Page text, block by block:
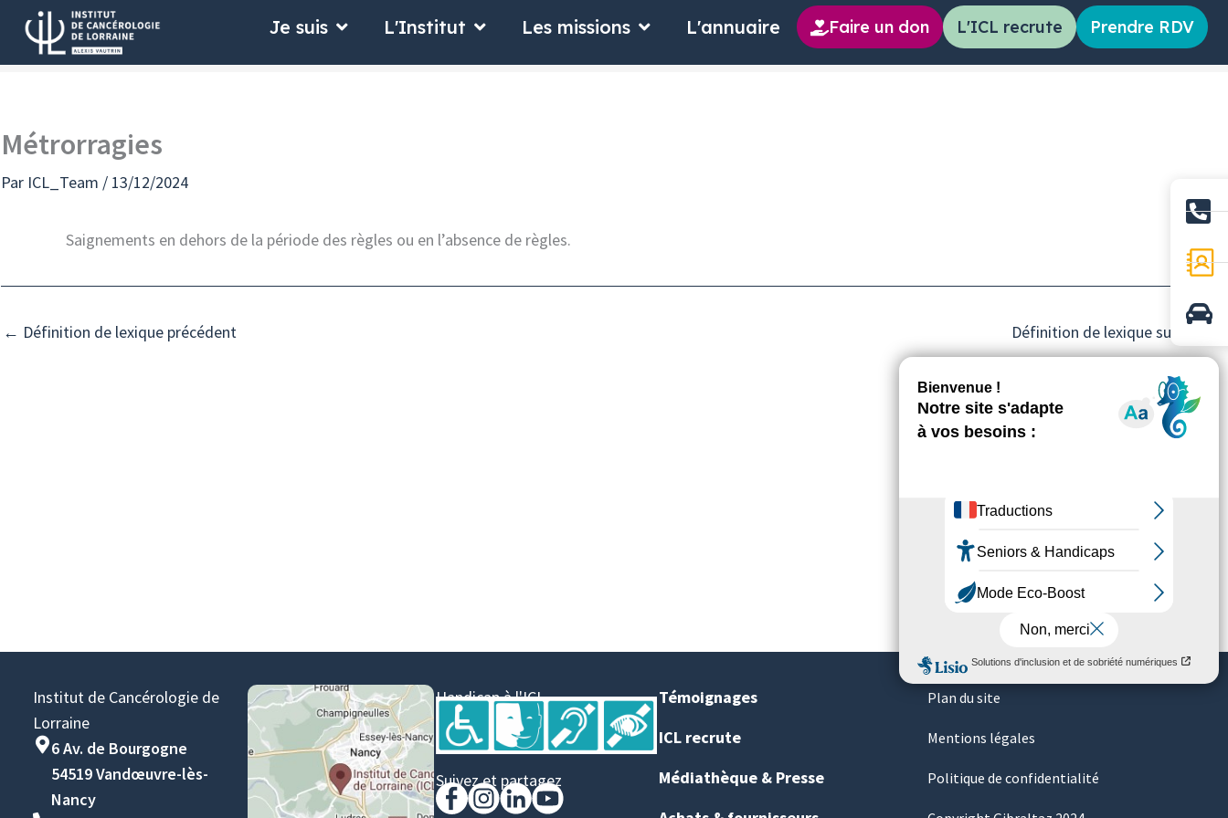
contenu
Je suis Ouvrir Je suis
L'Institut Ouvrir L'Institut
Les missions Ouvrir Les missions
L'annuaire Faire un don L'ICL recrute Prendre RDV
Métrorragies
Par ICL_Team / 13/12/2024
Saignements en dehors de la période des règles ou en l’absence de règles.
← Définition de lexique précédent Définition de lexique suivant
Institut de Cancérologie de
Lorraine
6 Av. de Bourgogne
54519 Vandœuvre-lès-
Nancy
Handicap à l'ICL
Suivez et partagez
Témoignages
ICL recrute
Médiathèque & Presse
Plan du site
Mentions légales
Politique de confidentialité